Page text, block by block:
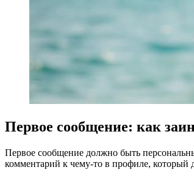
Первое сообщение: как
Первое сообщение должно быть
комментарий к чему-то в профиле, который